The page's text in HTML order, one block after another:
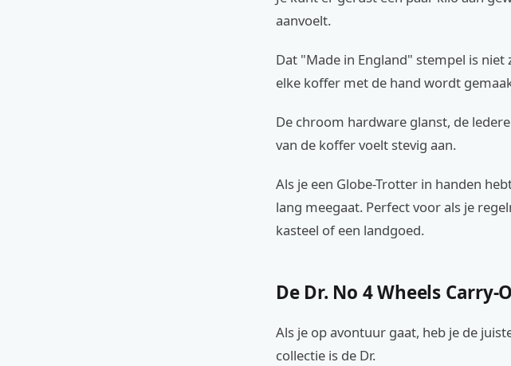
aanvoelt.
Dat "Made in England" stempel is
elke koffer met de hand wordt
De chroom hardware glanst, de
van de koffer voelt stevig aan.
Als je een Globe-Trotter in handen
lang meegaat. Perfect voor als je
kasteel of een landgoed.
De Dr. No 4 Wheels
Als je op avontuur gaat, heb je de
collectie is de Dr.